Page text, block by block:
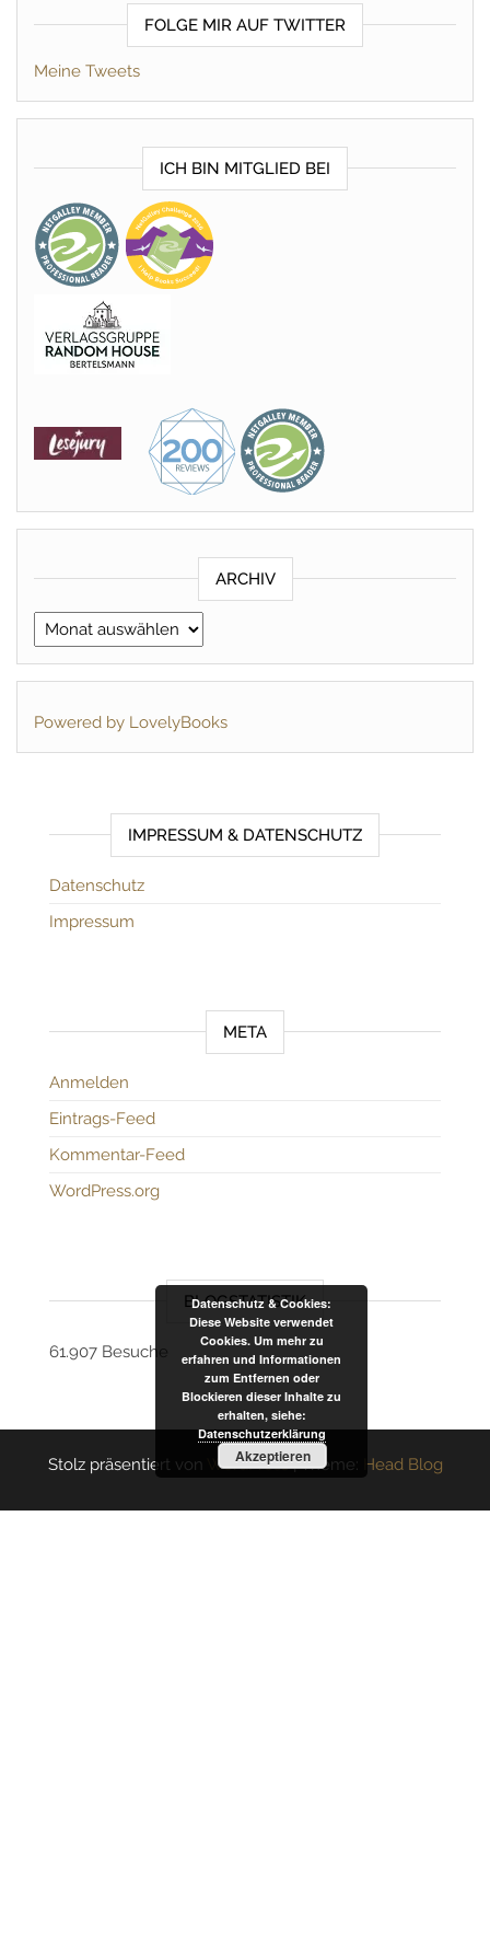
FOLGE MIR AUF TWITTER
Meine Tweets
ICH BIN MITGLIED BEI
ARCHIV
Archiv
Powered by LovelyBooks
IMPRESSUM & DATENSCHUTZ
Datenschutz
Impressum
META
Anmelden
Eintrags-Feed
Kommentar-Feed
WordPress.org
BLOGSTATISTIK
61.907 Besuche
Stolz präsentiert von WordPress |Theme: Head Blog
Datenschutz & Cookies:
Diese Website verwendet
Cookies. Um mehr zu
erfahren und Informationen
zum Entfernen oder
Blockieren dieser Inhalte zu
erhalten, siehe:
Datenschutzerklärung
Akzeptieren